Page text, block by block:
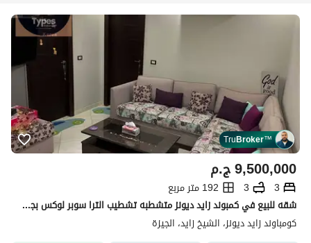
TruBroker™
ج.م9,500,000
3
3
192 متر مربع
شقه للبيع في كمبوند زايد ديونز متشطبه تشطيب الترا سوبر لوكس بجوار كبوند the adress , zayed regency
كومباوند زايد ديونز، الشيخ زايد، الجيزة